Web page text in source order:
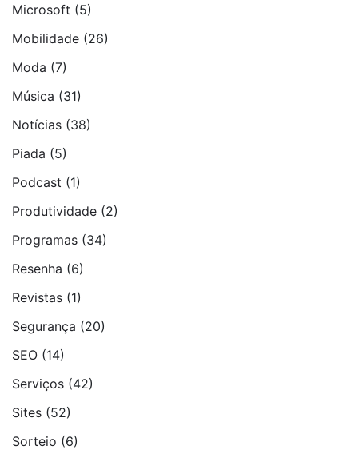
Microsoft (5)
Mobilidade (26)
Moda (7)
Música (31)
Notí­cias (38)
Piada (5)
Podcast (1)
Produtividade (2)
Programas (34)
Resenha (6)
Revistas (1)
Segurança (20)
SEO (14)
Serviços (42)
Sites (52)
Sorteio (6)